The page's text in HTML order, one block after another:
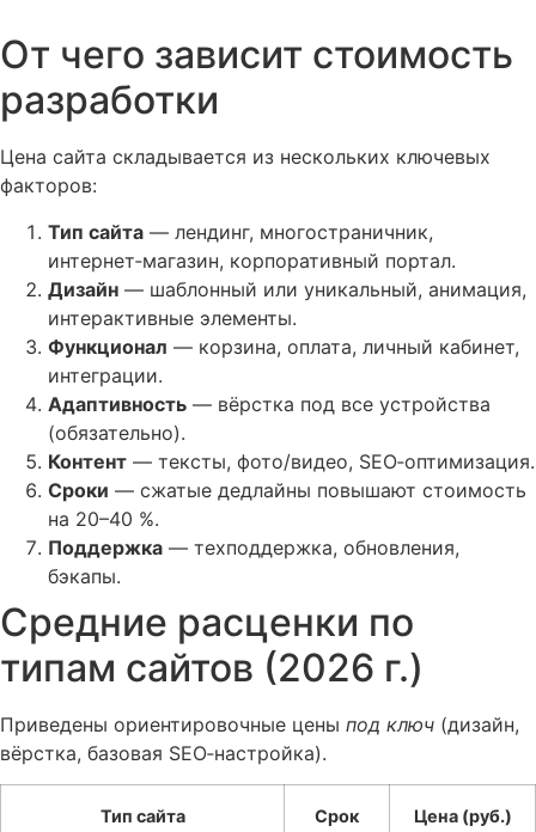
От чего зависит стоимость
разработки
Цена сайта складывается из нескольких ключевых
факторов:
Тип сайта — лендинг, многостраничник,
интернет‑магазин, корпоративный портал.
Дизайн — шаблонный или уникальный, анимация,
интерактивные элементы.
Функционал — корзина, оплата, личный кабинет,
интеграции.
Адаптивность — вёрстка под все устройства
(обязательно).
Контент — тексты, фото/видео, SEO‑оптимизация.
Сроки — сжатые дедлайны повышают стоимость
на 20–40 %.
Поддержка — техподдержка, обновления,
бэкапы.
Средние расценки по
типам сайтов (2026 г.)
Приведены ориентировочные цены под ключ (дизайн,
вёрстка, базовая SEO‑настройка).
Тип сайта Срок Цена (руб.)